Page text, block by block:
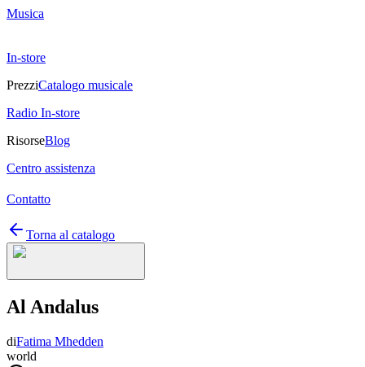
Musica
In-store
PrezziCatalogo musicale
Radio In-store
RisorseBlog
Centro assistenza
Contatto
Torna al catalogo
Al Andalus
diFatima Mhedden
world